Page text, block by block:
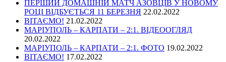
ПЕРШИЙ ДОМАШНІЙ МАТЧ АЗОВЦІВ У НОВОМУ
РОЦІ ВІДБУЄТЬСЯ 11 БЕРЕЗНЯ 22.02.2022
ВІТАЄМО! 21.02.2022
МАРІУПОЛЬ – КАРПАТИ – 2:1. ВІДЕООГЛЯД
20.02.2022
МАРІУПОЛЬ – КАРПАТИ – 2:1. ФОТО 19.02.2022
ВІТАЄМО! 17.02.2022